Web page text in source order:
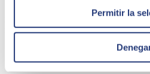
Permitir la
Su in Plas, dedicada al mundo de la
realiza instalaciones y trabajan tanto
menor.